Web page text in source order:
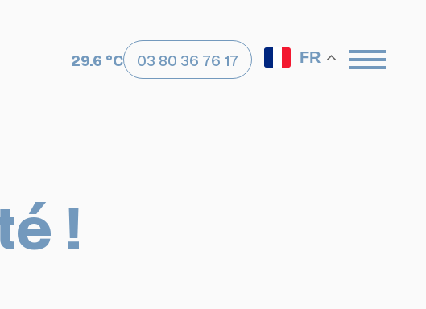
29.6 °C 03 80 36 76 17 FR
!